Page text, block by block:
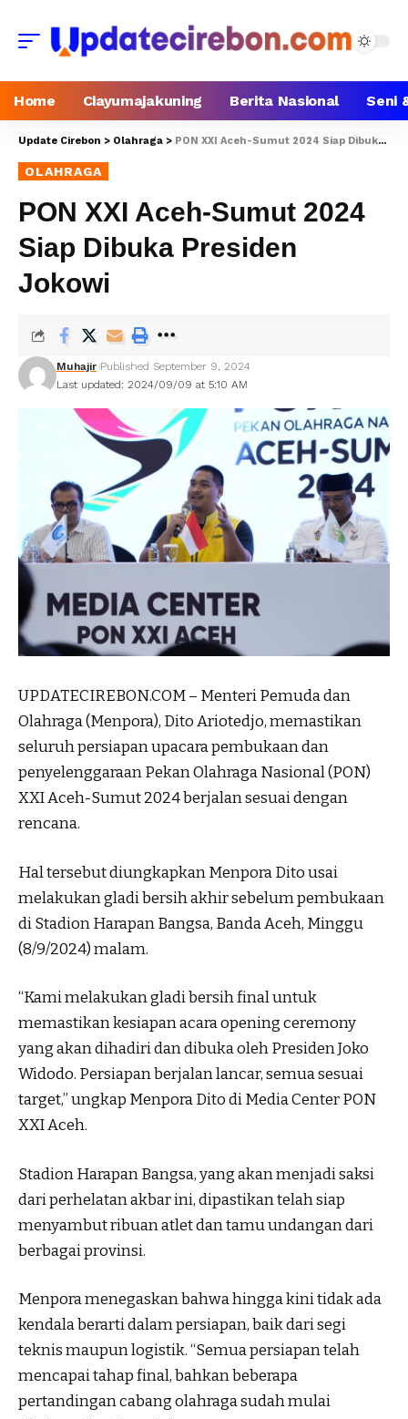
Home Ciayumajakuning Berita Nasional Seni
Update Cirebon > Olahraga > PON XXI Aceh-Sumut 2024 Siap Dibuka Presiden Jokowi
OLAHRAGA
PON XXI Aceh-Sumut 2024
Siap Dibuka Presiden
Jokowi
Last updated: 2024/09/09 at 5:10 AM
Muhajir Published September 9, 2024
UPDATECIREBON.COM – Menteri Pemuda dan
Olahraga (Menpora), Dito Ariotedjo, memastikan
seluruh persiapan upacara pembukaan dan
penyelenggaraan Pekan Olahraga Nasional (PON)
XXI Aceh-Sumut 2024 berjalan sesuai dengan
rencana.
Hal tersebut diungkapkan Menpora Dito usai
melakukan gladi bersih akhir sebelum pembukaan
di Stadion Harapan Bangsa, Banda Aceh, Minggu
(8/9/2024) malam.
“Kami melakukan gladi bersih final untuk
memastikan kesiapan acara opening ceremony
yang akan dihadiri dan dibuka oleh Presiden Joko
Widodo. Persiapan berjalan lancar, semua sesuai
target,” ungkap Menpora Dito di Media Center PON
XXI Aceh.
Stadion Harapan Bangsa, yang akan menjadi saksi
dari perhelatan akbar ini, dipastikan telah siap
menyambut ribuan atlet dan tamu undangan dari
berbagai provinsi.
Menpora menegaskan bahwa hingga kini tidak ada
kendala berarti dalam persiapan, baik dari segi
teknis maupun logistik. “Semua persiapan telah
mencapai tahap final, bahkan beberapa
pertandingan cabang olahraga sudah mulai